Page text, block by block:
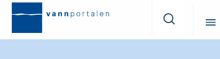
Tilbake
forsiden
Søk